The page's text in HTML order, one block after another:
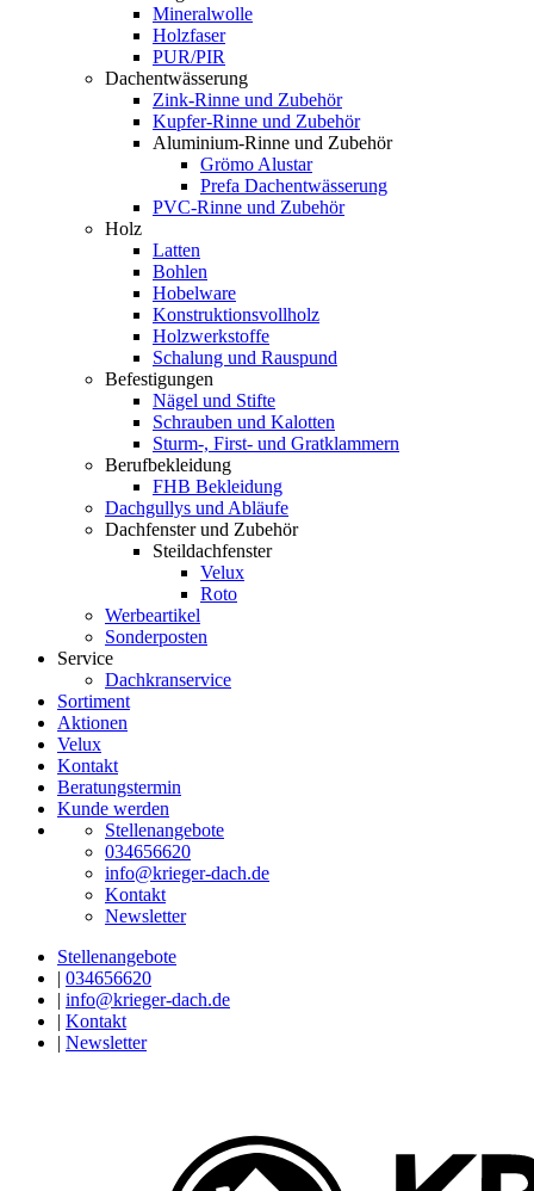
Mineralwolle
Holzfaser
PUR/PIR
Dachentwässerung
Zink-Rinne und Zubehör
Kupfer-Rinne und Zubehör
Aluminium-Rinne und Zubehör
Grömo Alustar
Prefa Dachentwässerung
PVC-Rinne und Zubehör
Holz
Latten
Bohlen
Hobelware
Konstruktionsvollholz
Holzwerkstoffe
Schalung und Rauspund
Befestigungen
Nägel und Stifte
Schrauben und Kalotten
Sturm-, First- und Gratklammern
Berufbekleidung
FHB Bekleidung
Dachgullys und Abläufe
Dachfenster und Zubehör
Steildachfenster
Velux
Roto
Werbeartikel
Sonderposten
Service
Dachkranservice
Sortiment
Aktionen
Velux
Kontakt
Beratungstermin
Kunde werden
Stellenangebote
034656620
info@krieger-dach.de
Kontakt
Newsletter
Stellenangebote
| 034656620
| info@krieger-dach.de
| Kontakt
| Newsletter